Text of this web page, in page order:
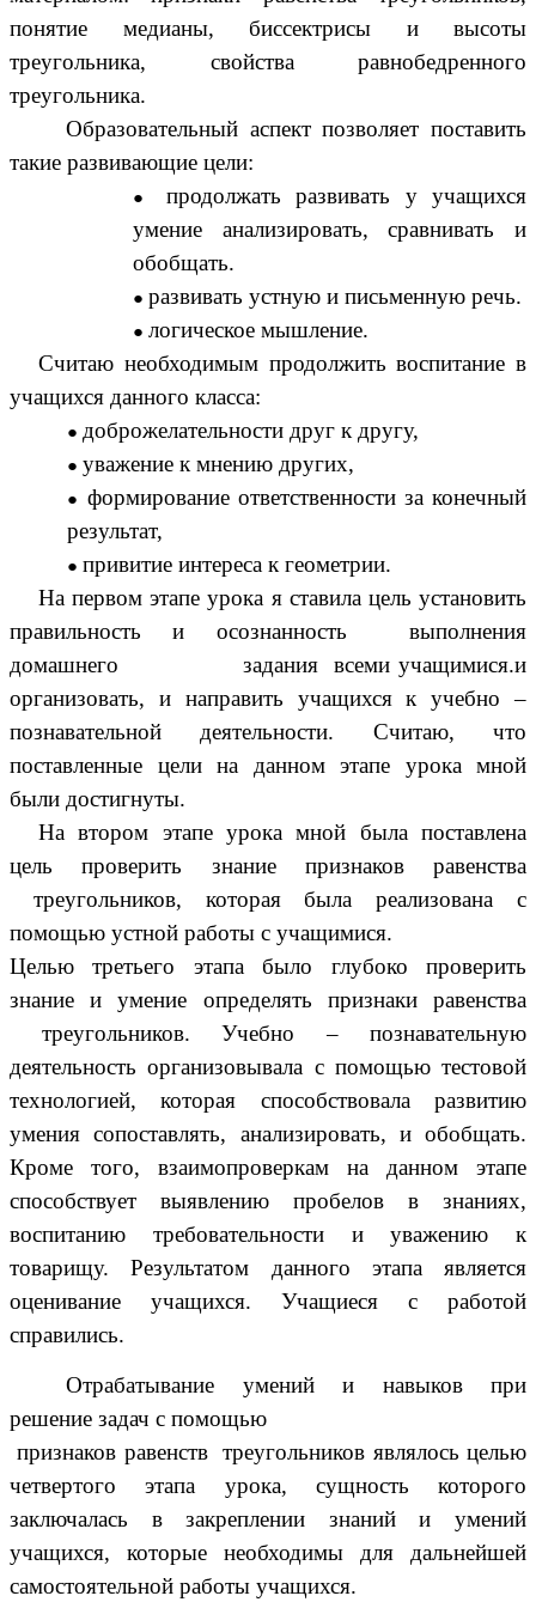
понятие медианы, биссектрисы и высоты
треугольника, свойства равнобедренного
треугольника.
Образовательный аспект позволяет поставить
такие развивающие цели:
продолжать развивать у учащихся
умение анализировать, сравнивать и
обобщать.
развивать устную и письменную речь.
логическое мышление.
Считаю необходимым продолжить воспитание в
учащихся данного класса:
доброжелательности друг к другу,
уважение к мнению других,
формирование ответственности за конечный
результат,
привитие интереса к геометрии.
На первом этапе урока я ставила цель установить
правильность и осознанность выполнения
домашнего задания всеми учащимися.и
организовать, и направить учащихся к учебно –
познавательной деятельности. Считаю, что
поставленные цели на данном этапе урока мной
были достигнуты.
На втором этапе урока мной была поставлена
цель проверить знание признаков равенства
треугольников, которая была реализована с
помощью устной работы с учащимися.
Целью третьего этапа было глубоко проверить
знание и умение определять признаки равенства
треугольников. Учебно – познавательную
деятельность организовывала с помощью тестовой
технологией, которая способствовала развитию
умения сопоставлять, анализировать, и обобщать.
Кроме того, взаимопроверкам на данном этапе
способствует выявлению пробелов в знаниях,
воспитанию требовательности и уважению к
товарищу. Результатом данного этапа является
оценивание учащихся. Учащиеся с работой
справились.
Отрабатывание умений и навыков при
решение задач с помощью
признаков равенств треугольников являлось целью
четвертого этапа урока, сущность которого
заключалась в закреплении знаний и умений
учащихся, которые необходимы для дальнейшей
самостоятельной работы учащихся.